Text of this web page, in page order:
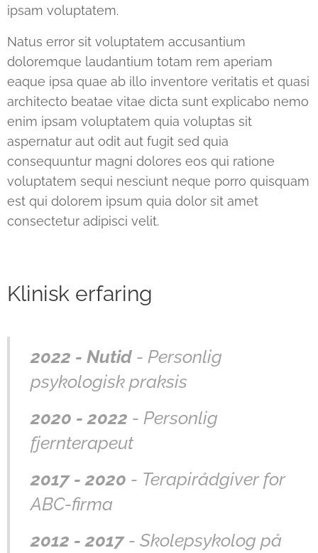
ipsam voluptatem.
Natus error sit voluptatem accusantium
doloremque laudantium totam rem aperiam
eaque ipsa quae ab illo inventore veritatis et quasi
architecto beatae vitae dicta sunt explicabo nemo
enim ipsam voluptatem quia voluptas sit
aspernatur aut odit aut fugit sed quia
consequuntur magni dolores eos qui ratione
voluptatem sequi nesciunt neque porro quisquam
est qui dolorem ipsum quia dolor sit amet
consectetur adipisci velit.
Klinisk erfaring
2022 - Nutid - Personlig
psykologisk praksis
2020 - 2022 - Personlig
fjernterapeut
2017 - 2020 - Terapirådgiver for
ABC-firma
2012 - 2017- Skolepsykolog på